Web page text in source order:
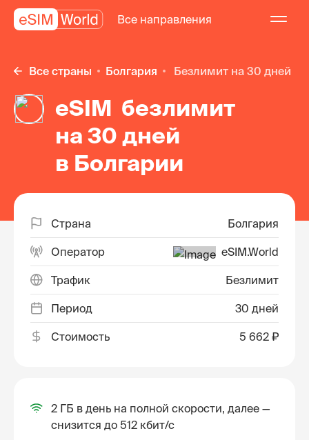
Все направления
Все страны Болгария безлимит на 30 дней
eSIM безлимит
на 30 дней
в Болгарии
Страна Болгария
Оператор eSIM.World
Трафик Безлимит
Период 30 дней
Стоимость 5 662 ₽
2 ГБ в день на полной скорости, далее —
снизится до 512 кбит/с